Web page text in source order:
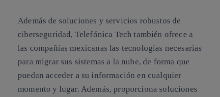
Además de soluciones y servicios robustos de
ciberseguridad, Telefónica Tech también ofrece a
las compañías mexicanas las tecnologías necesarias
para migrar sus sistemas a la nube, de forma que
puedan acceder a su información en cualquier
momento y lugar. Además, proporciona soluciones